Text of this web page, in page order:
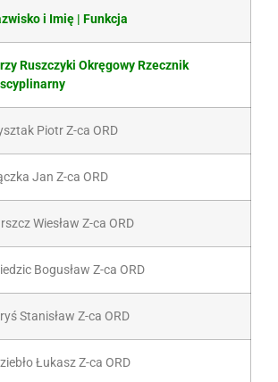
i Imię | Funkcja
Ruszczyki Okręgowy Rzecznik
Piotr Z-ca ORD
Jan Z-ca ORD
Wiesław Z-ca ORD
Bogusław Z-ca ORD
Stanisław Z-ca ORD
Łukasz Z-ca ORD